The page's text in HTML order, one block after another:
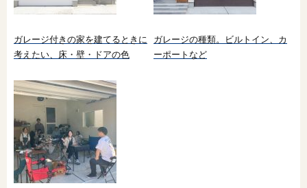
ガレージ付きの家を建てるときに
考えたい、床・壁・ドアの色
ガレージの種類。ビルトイン、カ
ーポートなど